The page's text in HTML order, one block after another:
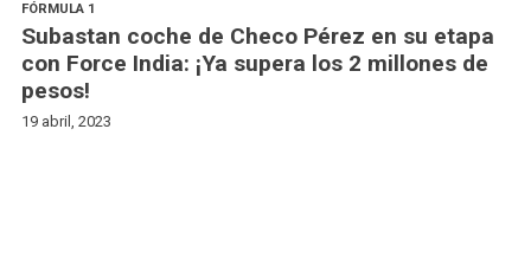
FÓRMULA 1
Subastan coche de Checo Pérez en su etapa
con Force India: ¡Ya supera los 2 millones de
pesos!
19 abril, 2023